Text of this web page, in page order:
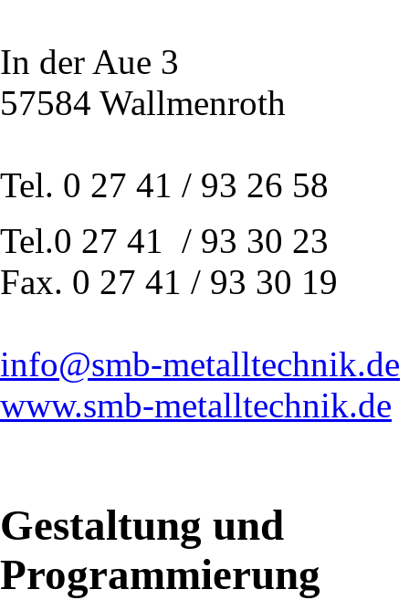
In der Aue 3
57584 Wallmenroth
Tel. 0 27 41 / 93 26 58
Tel.0 27 41 / 93 30 23
Fax. 0 27 41 / 93 30 19
info@smb-metalltechnik.de
www.smb-metalltechnik.de
Gestaltung und
Programmierung